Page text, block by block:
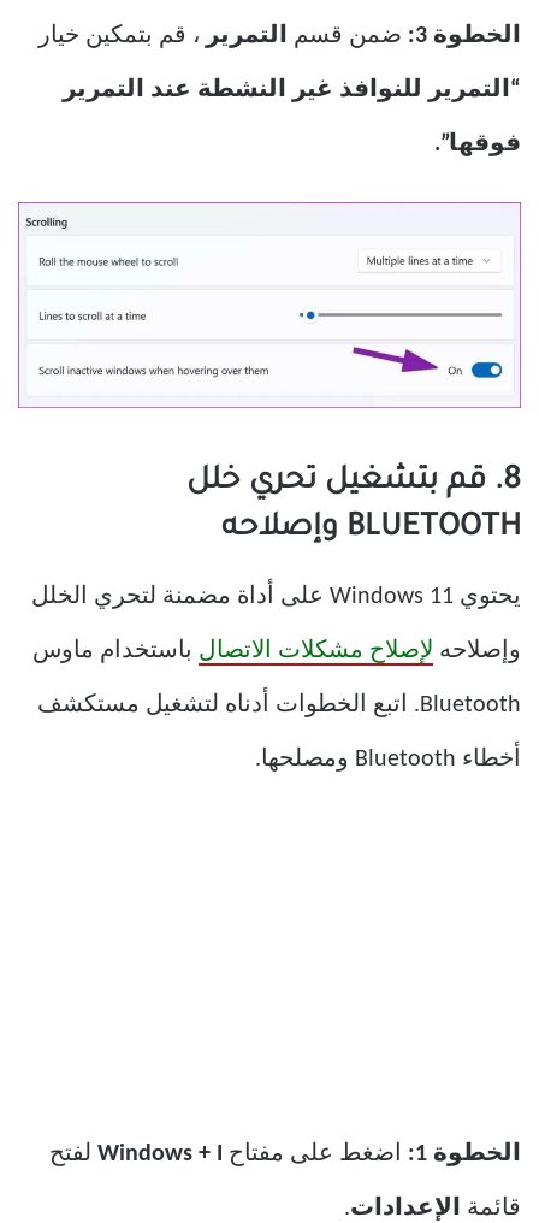
الخطوة 3: ضمن قسم التمرير ، قم بتمكين خيار
“التمرير للنوافذ غير النشطة عند التمرير
فوقها”.
8. قم بتشغيل تحري خلل
BLUETOOTH وإصلاحه
يحتوي Windows 11 على أداة مضمنة لتحري الخلل
وإصلاحه لإصلاح مشكلات الاتصال باستخدام ماوس
Bluetooth. اتبع الخطوات أدناه لتشغيل مستكشف
أخطاء Bluetooth ومصلحها.
الخطوة 1: اضغط على مفتاح لفتح
قائمة الإعدادات.